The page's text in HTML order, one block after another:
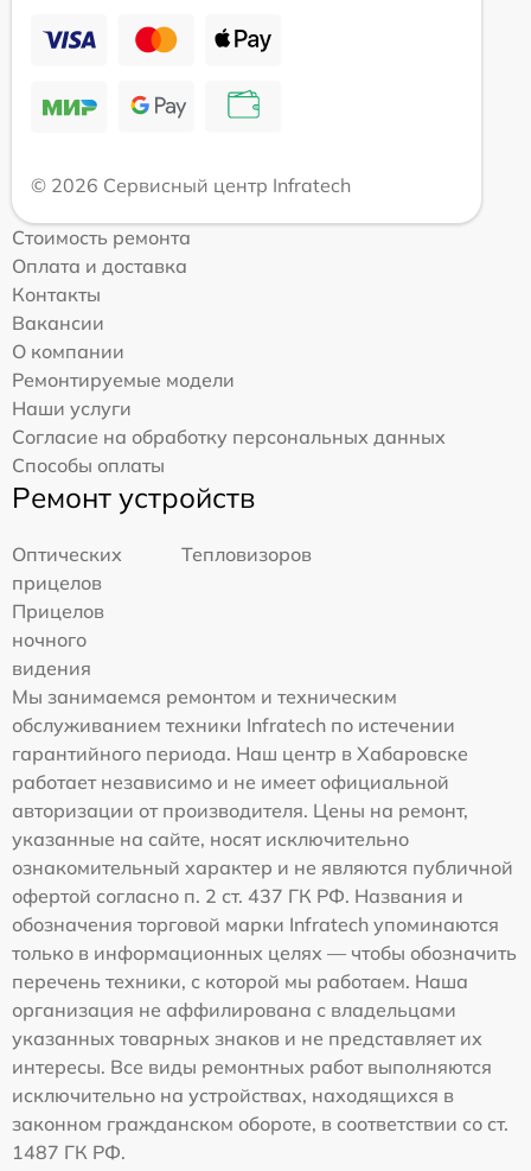
© 2026 Сервисный центр Infratech
Стоимость ремонта
Оплата и доставка
Контакты
Вакансии
О компании
Ремонтируемые модели
Наши услуги
Согласие на обработку персональных данных
Способы оплаты
Ремонт устройств
Оптических
прицелов
Тепловизоров
Прицелов
ночного
видения
Мы занимаемся ремонтом и техническим
обслуживанием техники Infratech по истечении
гарантийного периода. Наш центр в Хабаровске
работает независимо и не имеет официальной
авторизации от производителя. Цены на ремонт,
указанные на сайте, носят исключительно
ознакомительный характер и не являются публичной
офертой согласно п. 2 ст. 437 ГК РФ. Названия и
обозначения торговой марки Infratech упоминаются
только в информационных целях — чтобы обозначить
перечень техники, с которой мы работаем. Наша
организация не аффилирована с владельцами
указанных товарных знаков и не представляет их
интересы. Все виды ремонтных работ выполняются
исключительно на устройствах, находящихся в
законном гражданском обороте, в соответствии со ст.
1487 ГК РФ.